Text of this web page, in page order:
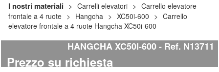
I nostri materiali Carrelli elevatori
Carrello elevatore
frontale a 4 ruote
Hangcha XC50i-600
Carrello
elevatore frontale a 4 ruote Hangcha XC50i-600
HANGCHA XC50I-600 Ref. N13711
Prezzo su richiesta